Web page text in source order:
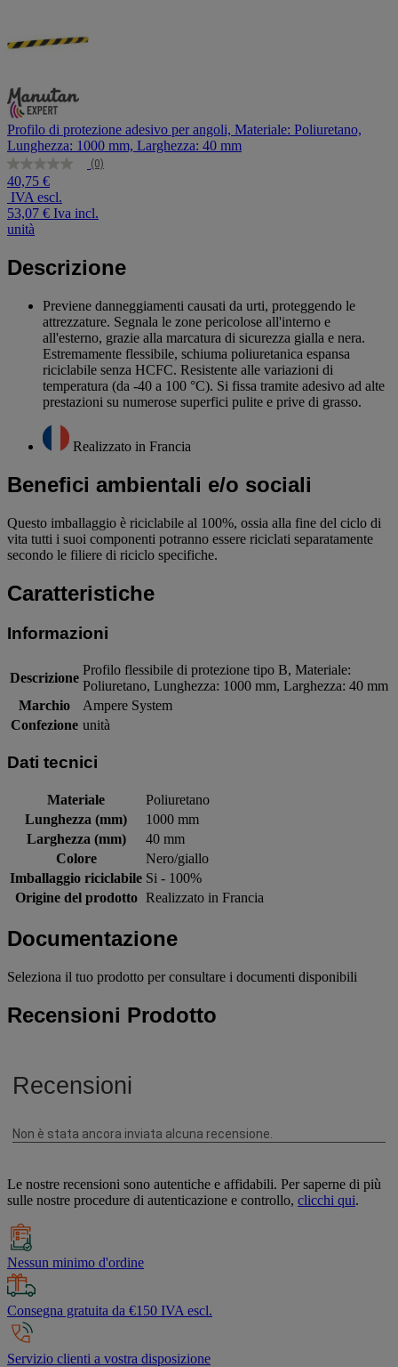
Profilo di protezione adesivo per angoli, Materiale: Poliuretano,
Lunghezza: 1000 mm, Larghezza: 40 mm
Nessuna
valutazione
Stesso
link
alla
(0)
40,75 €
IVA escl.
53,07 € Iva incl.
unità
Descrizione
Previene danneggiamenti causati da urti, proteggendo le
attrezzature. Segnala le zone pericolose all'interno e
all'esterno, grazie alla marcatura di sicurezza gialla e nera.
Estremamente flessibile, schiuma poliuretanica espansa
riciclabile senza HCFC. Resistente alle variazioni di
temperatura (da -40 a 100 °C). Si fissa tramite adesivo ad alte
prestazioni su numerose superfici pulite e prive di grasso.
Realizzato in Francia
Benefici ambientali e/o sociali
Questo imballaggio è riciclabile al 100%, ossia alla fine del ciclo di
vita tutti i suoi componenti potranno essere riciclati separatamente
secondo le filiere di riciclo specifiche.
Caratteristiche
Informazioni
Descrizione
Profilo flessibile di protezione tipo B, Materiale:
Poliuretano, Lunghezza: 1000 mm, Larghezza: 40 mm
Marchio
Ampere System
Confezione unità
Dati tecnici
Materiale
Poliuretano
Lunghezza (mm)
1000 mm
Larghezza (mm)
40 mm
Colore
Nero/giallo
Imballaggio riciclabile Si - 100%
Origine del prodotto Realizzato in Francia
Documentazione
Seleziona il tuo prodotto per consultare i documenti disponibili
Recensioni Prodotto
Le nostre recensioni sono autentiche e affidabili. Per saperne di più
sulle nostre procedure di autenticazione e controllo, clicchi qui.
Nessun minimo d'ordine
Consegna gratuita da €150 IVA escl.
Servizio clienti a vostra disposizione